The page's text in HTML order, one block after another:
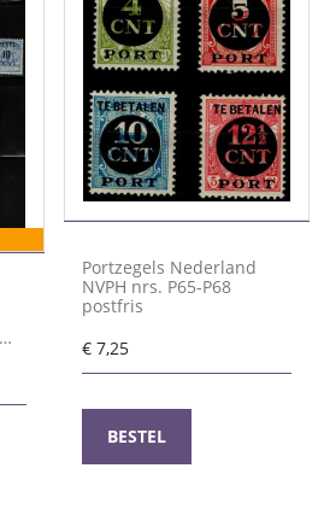
Portzegels Nederland
NVPH nrs. P65-P68
postfris
€ 7,25
BESTEL